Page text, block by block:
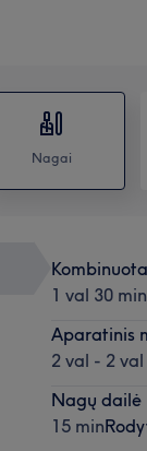
Nagai
1 val 30 min
Aparatinis
2 val - 2
Nagų dailė
15 min